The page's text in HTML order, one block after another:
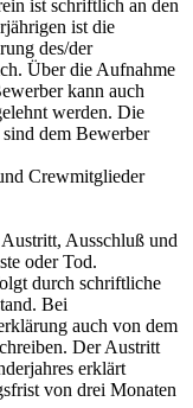
ist schriftlich an den
ist die
des/der
Über die Aufnahme
kann auch
werden. Die
dem Bewerber
Crewmitglieder
Ausschluß und
oder Tod.
durch schriftliche
Bei
auch von dem
Der Austritt
erklärt
von drei Monaten